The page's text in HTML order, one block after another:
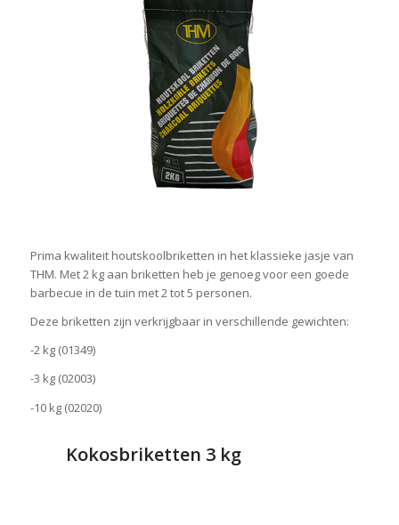
Prima kwaliteit houtskoolbriketten in het klassieke jasje van
THM. Met 2 kg aan briketten heb je genoeg voor een goede
barbecue in de tuin met 2 tot 5 personen.
Deze briketten zijn verkrijgbaar in verschillende gewichten:
-2 kg (01349)
-3 kg (02003)
-10 kg (02020)
Kokosbriketten 3 kg